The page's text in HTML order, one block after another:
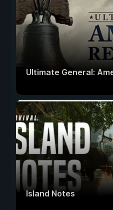
Ultimate General:
Island Notes